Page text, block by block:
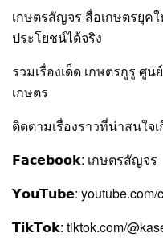
เกษตรสัญจร สื่อเกษตรยุค
ประโยชน์ได้จริง
รวมเรื่องเด็ด เกษตรกูรู ศู
เกษตร
ติดตามเรื่องราวที่น่าสนใจ
𝗙𝗮𝗰𝗲𝗯𝗼𝗼𝗸: เกษตรสัญจร
𝗬𝗼𝘂𝗧𝘂𝗯𝗲: youtube.com/
𝗧𝗶𝗸𝗧𝗼𝗸: tiktok.com/